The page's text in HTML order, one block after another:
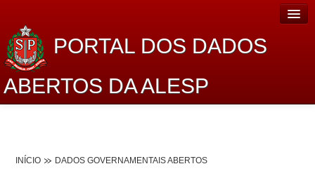
PORTAL DOS DADOS
ABERTOS DA ALESP
INÍCIO DADOS GOVERNAMENTAIS ABERTOS